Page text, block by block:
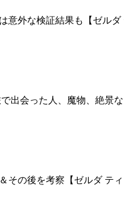
外な検証結果も【ゼル
出会った人、魔物、絶景
の後を考察【ゼルダ テ